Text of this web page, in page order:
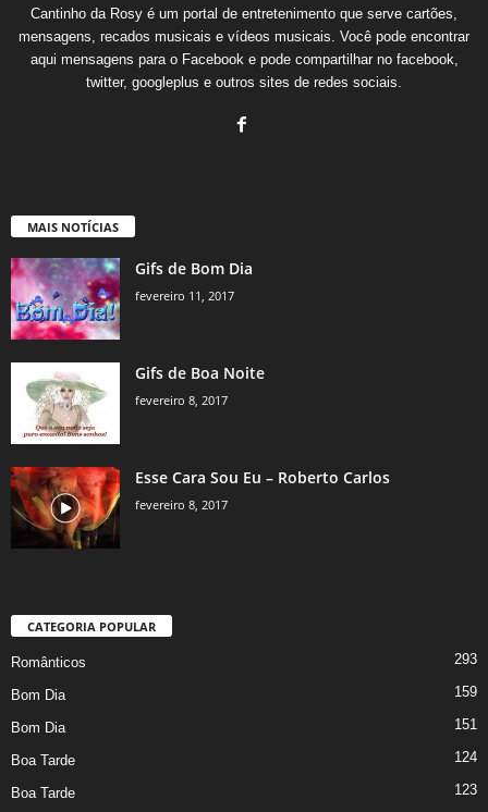
Cantinho da Rosy é um portal de entretenimento que serve cartões,
mensagens, recados musicais e vídeos musicais. Você pode encontrar
aqui mensagens para o Facebook e pode compartilhar no facebook,
twitter, googleplus e outros sites de redes sociais.
MAIS NOTÍCIAS
Gifs de Bom Dia
fevereiro 11, 2017
Gifs de Boa Noite
fevereiro 8, 2017
Esse Cara Sou Eu – Roberto Carlos
fevereiro 8, 2017
CATEGORIA POPULAR
Românticos 293
Bom Dia 159
Bom Dia 151
Boa Tarde 124
Boa Tarde 123